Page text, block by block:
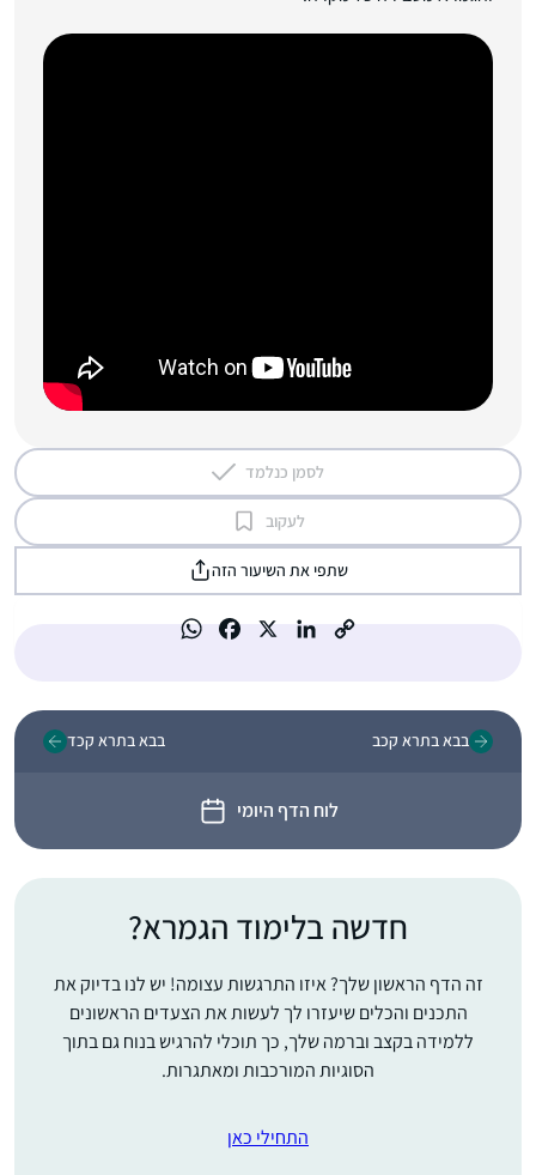
לסמן כנלמד
לעקוב
שתפי את השיעור הזה
בבא בתרא קכב
לוח הדף היומי
בבא בתרא קכד
חדשה בלימוד הגמרא?
זה הדף הראשון שלך? איזו התרגשות עצומה! יש לנו בדיוק את
התכנים והכלים שיעזרו לך לעשות את הצעדים הראשונים
ללמידה בקצב וברמה שלך, כך תוכלי להרגיש בנוח גם בתוך
הסוגיות המורכבות ומאתגרות.
התחילי כאן